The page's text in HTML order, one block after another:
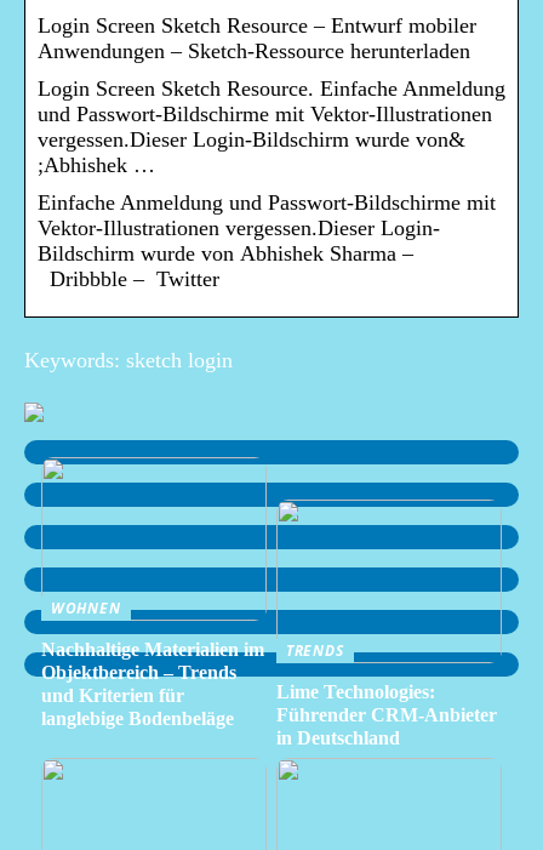
Login Screen Sketch Resource – Entwurf mobiler
Anwendungen – Sketch-Ressource herunterladen
Login Screen Sketch Resource. Einfache Anmeldung
und Passwort-Bildschirme mit Vektor-Illustrationen
vergessen.Dieser Login-Bildschirm wurde von&
;Abhishek …
Einfache Anmeldung und Passwort-Bildschirme mit
Vektor-Illustrationen vergessen.Dieser Login-
Bildschirm wurde von Abhishek Sharma –
Dribbble – Twitter
Keywords: sketch login
WOHNEN
Nachhaltige Materialien im
Objektbereich – Trends
und Kriterien für
langlebige Bodenbeläge
TRENDS
Lime Technologies:
Führender CRM-Anbieter
in Deutschland